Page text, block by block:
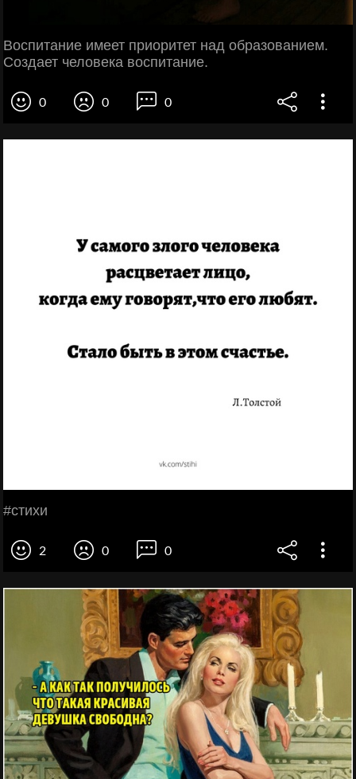
Воспитание имеет приоритет над образованием.
Создает человека воспитание.
0 0 0
#стихи
2 0 0